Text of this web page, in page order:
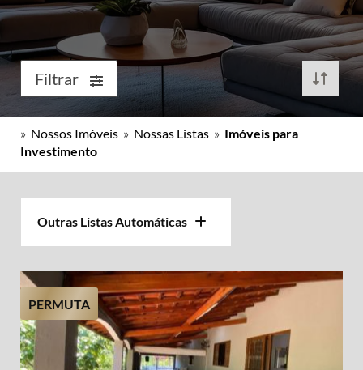
Filtrar
» Nossos Imóveis » Nossas Listas » Imóveis para
Investimento
Outras Listas Automáticas
PERMUTA